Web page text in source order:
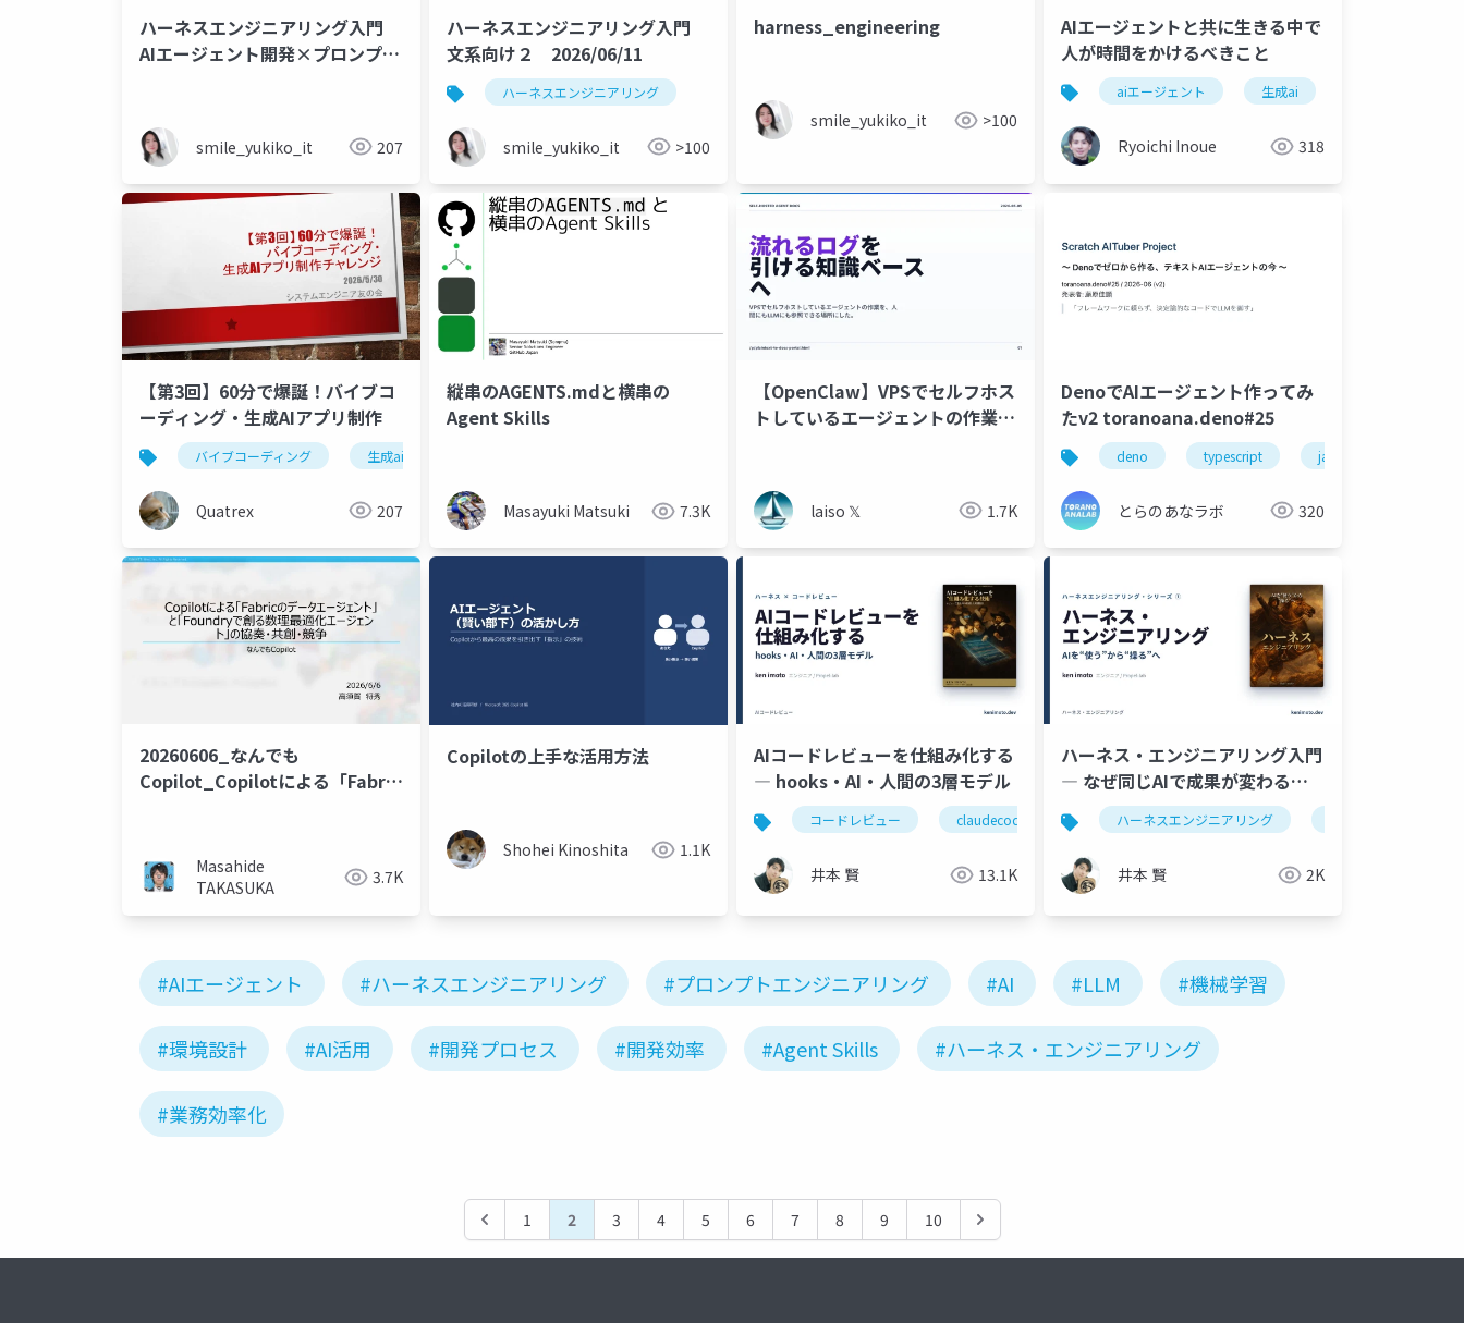
ハーネスエンジニアリング入門
AIエージェント開発×プロンプト
smile_yukiko_it 207
ハーネスエンジニアリング入門
文系向け２ 2026/06/11
ハーネスエンジニアリング
smile_yukiko_it >100
harness_engineering
smile_yukiko_it >100
AIエージェントと共に生きる中で
人が時間をかけるべきこと
aiエージェント 生成ai
Ryoichi Inoue 318
【第3回】60分で爆誕！バイブコ
ーディング・生成AIアプリ制作
バイブコーディング 生成ai
Quatrex 207
縦串のAGENTS.mdと横串の
Agent Skills
Masayuki Matsuki 7.3K
【OpenClaw】VPSでセルフホス
トしているエージェントの作業
laiso 𝕏 1.7K
DenoでAIエージェント作ってみ
たv2 toranoana.deno#25
deno typescript javascript
とらのあなラボ 320
20260606_なんでも
Copilot_Copilotによる「Fabric
ジェント」の協奏・共創・競争
Masahide
TAKASUKA
3.7K
Copilotの上手な活用方法
Shohei Kinoshita 1.1K
AIコードレビューを仕組み化する
― hooks・AI・人間の3層モデル
コードレビュー claudecode coderabbit hooks aiエージェント
井本 賢 13.1K
ハーネス・エンジニアリング入門
― なぜ同じAIで成果が変わるの
か
ハーネスエンジニアリング
井本 賢 2K
#AIエージェント #ハーネスエンジニアリング #プロンプトエンジニアリング #AI #LLM #機械学習
#環境設計 #AI活用 #開発プロセス #開発効率 #Agent Skills #ハーネス・エンジニアリング
#業務効率化
1 2 3 4 5 6 7 8 9 10